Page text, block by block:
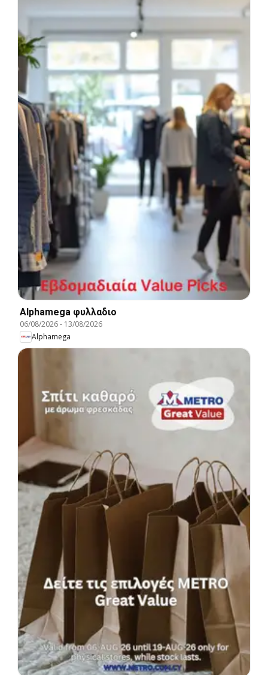
Alphamega φυλλαδιο
06/08/2026- 13/08/2026
Alphamega